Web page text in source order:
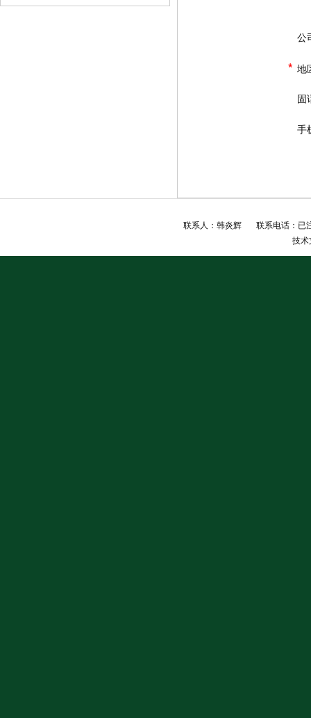
公
* 地
固
手
联系人：韩炎辉 联系电话：
技